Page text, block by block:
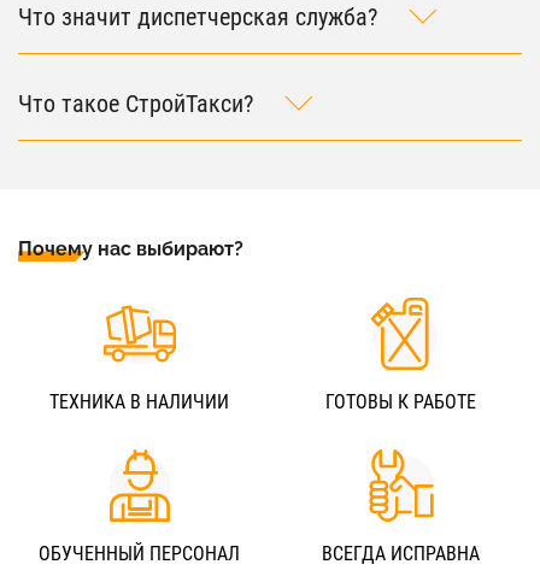
Что значит диспетчерская служба?
Что такое СтройТакси?
Почему нас выбирают?
ТЕХНИКА В НАЛИЧИИ ГОТОВЫ К РАБОТЕ
ОБУЧЕННЫЙ ПЕРСОНАЛ ВСЕГДА ИСПРАВНА